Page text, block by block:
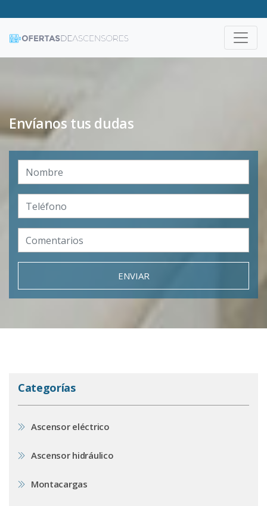
Envíanos tus dudas
ENVIAR
Categorías
Ascensor eléctrico
Ascensor hidráulico
Montacargas